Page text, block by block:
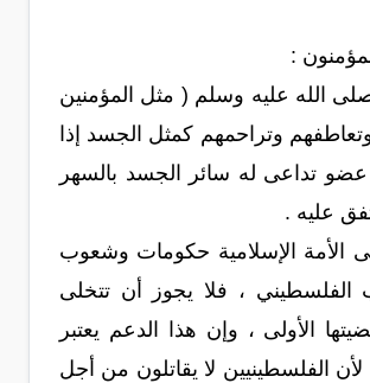
:
الله عليه وسلم ( مثل المؤمنين
وتراحمهم كمثل الجسد إذا
تداعى له سائر الجسد بالسهر
عليه .
الأمة الإسلامية حكومات وشعوب
، فلا يجوز أن تتخلى
الأولى ، وإن هذا الدعم يعتبر
لأن الفلسطينيين لا يقاتلون من أجل